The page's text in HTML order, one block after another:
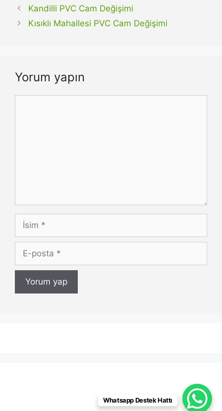
Kandilli PVC Cam Değişimi
Kısıklı Mahallesi PVC Cam Değişimi
Yorum yapın
İsim
posta
Whatsapp Destek Hattı